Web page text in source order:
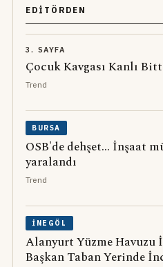
EDITÖRDEN
3. SAYFA
Çocuk Kavgası Kanlı
Trend
BURSA
OSB'de dehşet... İnşaat
yaralandı
Trend
İNEGÖL
Alanyurt Yüzme Havuzu
Başkan Taban Yerinde